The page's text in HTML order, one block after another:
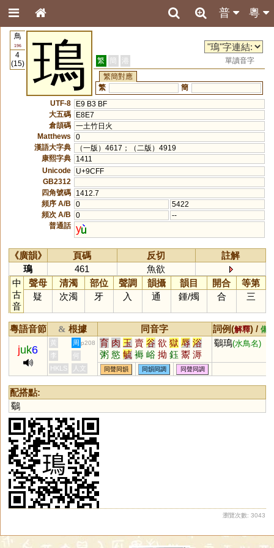
粵
普
鳥
196
4
(15)
鳿 繁 簡 港
單讀音字
繁簡對應
繁
簡
UTF-8
E9 B3 BF
大五碼
E8E7
倉頡碼 一土竹日火
Matthews
0
漢語大字典
（一版）4617；（二版）4919
康熙字典
1411
Unicode
U+9CFF
GB2312
四角號碼
1412.7
頻序 A/B
0
5422
頻次 A/B
0
--
普通話 y
《廣韻》 頁碼 反切
註解
鳿
461
魚欲
中
古
音
聲母 清濁 部位 聲調 韻攝 韻目 開合
等第
疑
次濁 牙 入 通 鍾/燭 合 三
粵語音節 & 根據 同音字 詞例(解釋) / 備
juk6
黃 周 p208 育 肉 玉 賣 谷 欲 獄 辱 浴
粥 慾 毓 褥 峪 拗 鈺 鬻 溽
淯 鵒 蓐 縟 宍 砡 袬 輍 蘛
蒮 媷 儥 嗕 鋊 錥 鄏 堉
鸀鳿(水鳥名)
李
何
HKLS
人文 同聲同韻 同韻同調 同聲同調
配搭點:
鸀
瀏覽次數: 3043